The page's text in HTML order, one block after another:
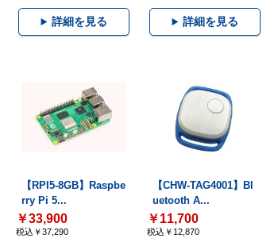
詳細を見る 詳細を見る
【RPI5-8GB】Raspbe
rry Pi 5...
￥33,900
税込￥37,290
【CHW-TAG4001】Bl
uetooth A...
￥11,700
税込￥12,870